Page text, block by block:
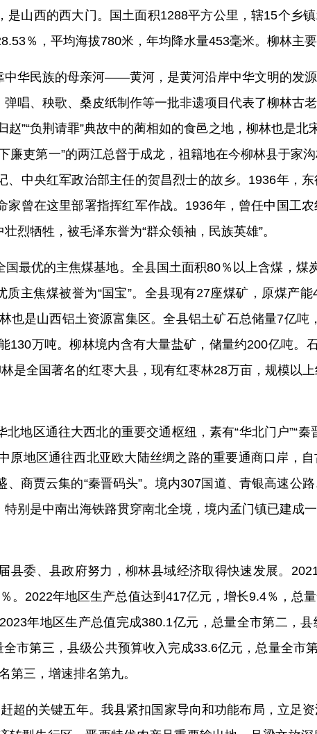
是山西的西大门。 国土面积1288平方公里，辖15个乡镇
％ ，平均海拔780米，年均降水量453毫米。 柳林主要
中华民族的母亲河——黄河，是黄河沿岸中华文明的发
唱、秧歌、桑皮纸制作等一批非遗项目代表了柳林古
赵”“负荆请罪”典故中的蔺相如的食邑之地， 柳林也是北
廉吏第一”的两江总督于成龙，祖籍地在今柳林县于家
中央红军政治部主任的贺昌烈士的故乡。 1936年，
曾在这里部署指挥红军作战。 1936年，曾任中国工
烈牺牲，被毛泽东誉为“群众领袖，民族英雄”。
国最优的主焦煤基地。全县国土面积80％以上含煤，煤
质主焦煤被誉为“国宝”。全县现有27座煤矿，原煤产能
也是山西铝土资源富集区。全县铝土矿石总储量7亿吨
130万吨。柳林境内含有大量盐矿，储量约200亿吨。
是全国著名的红枣大县，现有红枣林28万亩，规模以
北地区通往大西北的重要交通枢纽 ，素有“华北门户”“秦
原地区通往西北亚欧大陆丝绸之路的重要通商口岸，
、商贾云集的“秦晋码头”。境内307国道、青银高速公
特别是中南出海铁路贯穿南北全境，境内孟门镇已建成
县委、 县政府努力，柳林县域经济取得快速发展。
％。2022年地区生产总值达到 417亿元，增长9.4％ ，总
2023年地区生产总值完成380.1亿元，总量全市第二，
全市第三，县级公共预算收入完成33.6亿元，总量全市第
第三，增速排名第九。
超的关键五年。我县紧扣国家导向和功能布局，立足